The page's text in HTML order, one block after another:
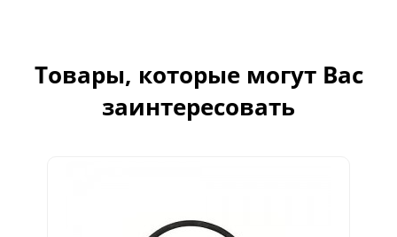
Товары, которые могут Вас
заинтересовать